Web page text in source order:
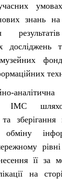
знань на
досліджень
музейних
ІМС
та
обміну
рівні
її за
на